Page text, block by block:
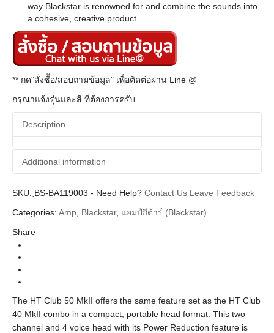
way Blackstar is renowned for and combine the sounds into
a cohesive, creative product.
** กด"สั่งซื้อ/สอบถามข้อมูล" เพื่อติดต่อผ่าน Line @
กรุณาแจ้งรุ่นและสี ที่ต้องการครับ
Description
Additional information
Additional information
Brands Blackstar
SKU: ฺBS-BA119003 - Need Help? Contact Us Leave Feedback
Categories: Amp Blackstar, แอมป์กีต้าร์ (Blackstar)
Share
The HT Club 50 MkII offers the same feature set as the HT Club
40 MkII combo in a compact, portable head format. This two
channel and 4 voice head with its Power Reduction feature is